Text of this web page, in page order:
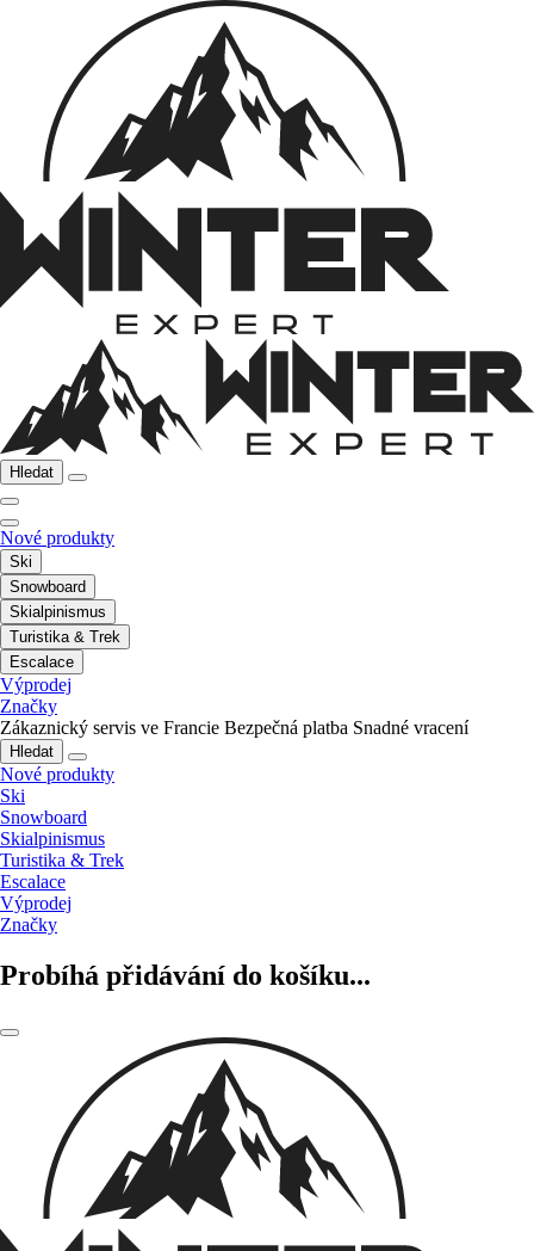
Hledat
Nové produkty
Ski
Snowboard
Skialpinismus
Turistika & Trek
Escalace
Výprodej
Značky
Zákaznický servis ve Francie Bezpečná platba Snadné vracení
Hledat
Nové produkty
Ski
Snowboard
Skialpinismus
Turistika & Trek
Escalace
Výprodej
Značky
Probíhá přidávání do košíku...